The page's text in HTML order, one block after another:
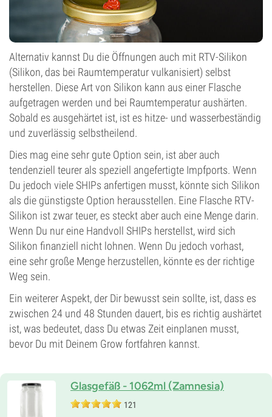
Alternativ kannst Du die Öffnungen auch mit RTV-Silikon
(Silikon, das bei Raumtemperatur vulkanisiert) selbst
herstellen. Diese Art von Silikon kann aus einer Flasche
aufgetragen werden und bei Raumtemperatur aushärten.
Sobald es ausgehärtet ist, ist es hitze- und wasserbeständig
und zuverlässig selbstheilend.
Dies mag eine sehr gute Option sein, ist aber auch
tendenziell teurer als speziell angefertigte Impfports. Wenn
Du jedoch viele SHIPs anfertigen musst, könnte sich Silikon
als die günstigste Option herausstellen. Eine Flasche RTV-
Silikon ist zwar teuer, es steckt aber auch eine Menge darin.
Wenn Du nur eine Handvoll SHIPs herstellst, wird sich
Silikon finanziell nicht lohnen. Wenn Du jedoch vorhast,
eine sehr große Menge herzustellen, könnte es der richtige
Weg sein.
Ein weiterer Aspekt, der Dir bewusst sein sollte, ist, dass es
zwischen 24 und 48 Stunden dauert, bis es richtig aushärtet
ist, was bedeutet, dass Du etwas Zeit einplanen musst,
bevor Du mit Deinem Grow fortfahren kannst.
Glasgefäß - 1062ml (Zamnesia)
121